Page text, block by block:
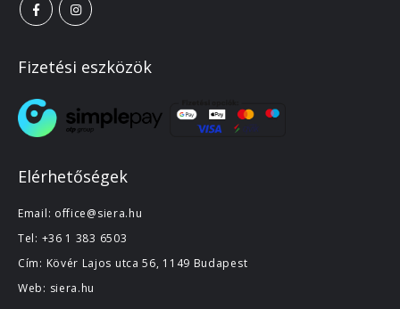
Fizetési eszközök
Elérhetőségek
Email: office@siera.hu
Tel: +36 1 383 6503
Cím: Kövér Lajos utca 56, 1149 Budapest
Web: siera.hu